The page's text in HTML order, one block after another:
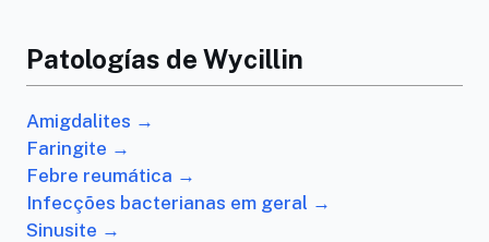
Patologías de Wycillin
Amigdalites →
Faringite →
Febre reumática →
Infecções bacterianas em geral →
Sinusite →